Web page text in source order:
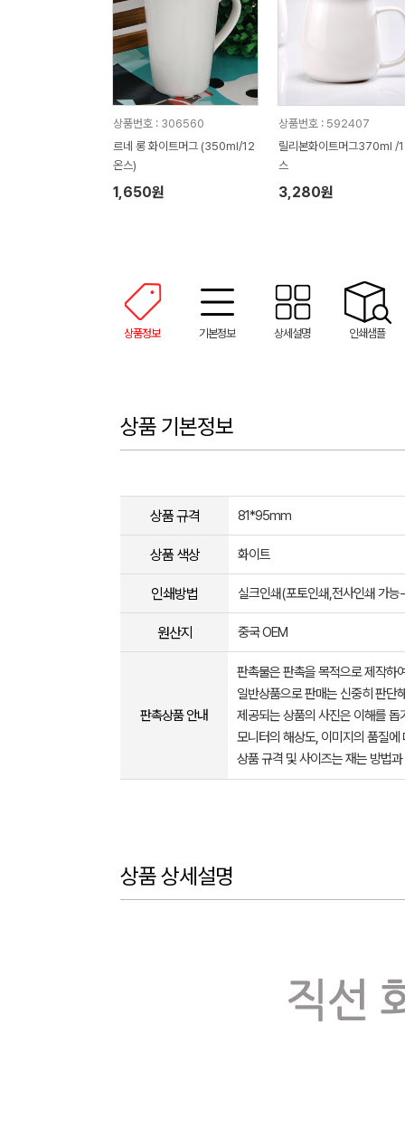
상품번호 : 306560
르네 롱 화이트머그 (350ml/12
온스)
1,650원
상품번호 : 592407
릴리본화이트머그370ml /
스
3,280원
상품정보 기본정보 상세설명 인쇄샘플
상품 기본정보
상품 규격 81*95mm
상품 색상 화이트
인쇄방법 실크인쇄(포토인쇄,전사인쇄 가능
원산지 중국 OEM
판촉상품 안내
판촉물은 판촉을 목적으로 제작하
일반상품으로 판매는 신중히 판단
제공되는 상품의 사진은 이해를
모니터의 해상도, 이미지의 품질
상품 규격 및 사이즈는 재는 방법
상품 상세설명